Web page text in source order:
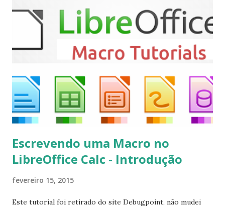
sudo apt-get install kodi Use o comando a seguir para
instalar codecs de áudio e outros complementos,
executando: $ sudo apt-get install --install-suggests
kodi Para remover, execute: $ sudo apt-get remove
Escrevendo uma Macro no
LibreOffice Calc - Introdução
fevereiro 15, 2015
Este tutorial foi retirado do site Debugpoint, não mudei